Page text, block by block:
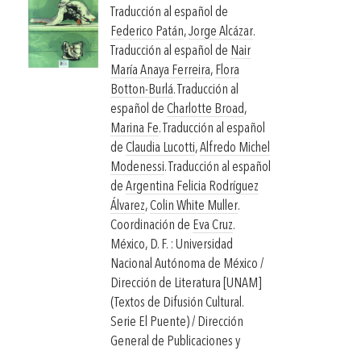
Traducción al español de
Federico Patán,Jorge Alcázar.
Traducción al español de Nair
María Anaya Ferreira, Flora
Botton-Burlá. Traducción al
español de Charlotte Broad,
Marina Fe. Traducción al español
de Claudia Lucotti,Alfredo Michel
Modenessi. Traducción al español
de Argentina Felicia Rodríguez
Álvarez,Colin White Muller.
Coordinación de Eva Cruz.
México, D. F. : Universidad
Nacional Autónoma de México /
Dirección de Literatura [UNAM]
(Textos de Difusión Cultural.
Serie El Puente) / Dirección
General de Publicaciones y